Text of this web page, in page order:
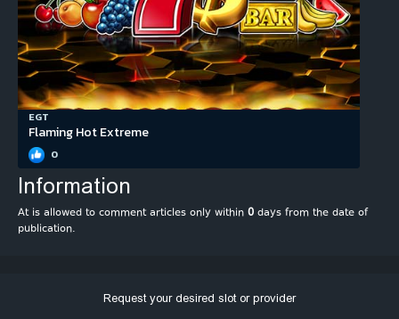
EGT
Flaming Hot Extreme
0
Information
At is allowed to comment articles only within 0 days from the date of
publication.
Request your desired slot or provider